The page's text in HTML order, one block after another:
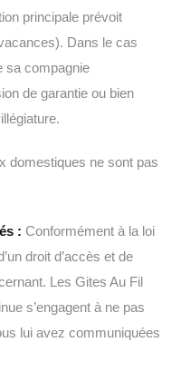
principale prévoit
Dans le cas
sa compagnie
de garantie ou bien
domestiques ne sont pas
: Conformément à la loi
droit d’accès et de
Les Gites Au Fil
s’engagent à ne pas
lui avez communiquées